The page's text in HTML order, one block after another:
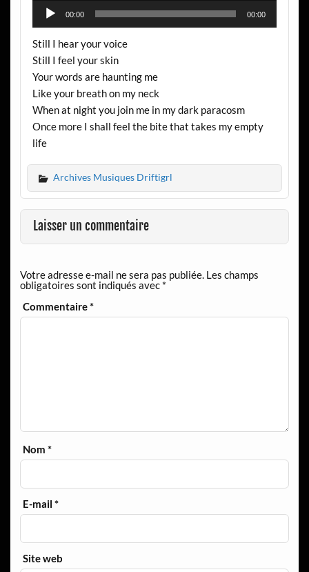
Lecteur
00:00 00:00
Still I hear your voice
Still I feel your skin
Your words are haunting me
Like your breath on my neck
When at night you join me in my dark paracosm
Once more I shall feel the bite that takes my empty
life
Archives Musiques Driftigrl
Laisser un commentaire
Votre adresse e-mail ne sera pas publiée. Les champs
obligatoires sont indiqués avec *
Commentaire*
Nom*
E-mail*
Site web